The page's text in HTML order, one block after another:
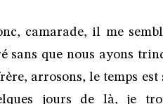
camarade, il me
sans que nous ayons
arrosons, le temps est
jours de là, je